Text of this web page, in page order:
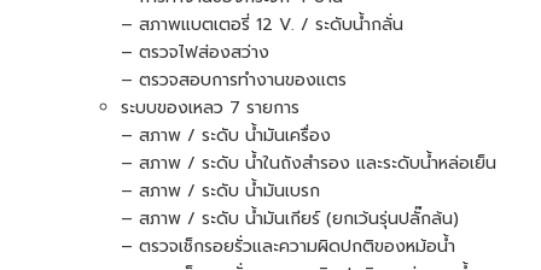
– สภาพแบตเตอรี่ 12 V. / ระดับน้ำกลั่น
– ตรวจไฟส่องสว่าง
– ตรวจสอบการทำงานของแตร
ระบบของเหลว 7 รายการ
– สภาพ / ระดับ น้ำมันเครื่อง
– สภาพ / ระดับ น้ำในถังสำรอง และระดับน้ำหล่อเย็น
– สภาพ / ระดับ น้ำมันเบรก
– สภาพ / ระดับ น้ำมันเกียร์ (ยกเว้นรุ่นปลั๊กล้น)
– ตรวจเช็กรอยรั่วและความผิดปกติของหม้อน้ำ